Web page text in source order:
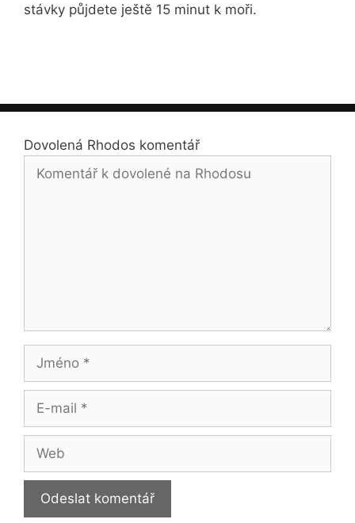
stávky půjdete ještě 15 minut k moři.
Dovolená Rhodos komentář
Jméno
mail